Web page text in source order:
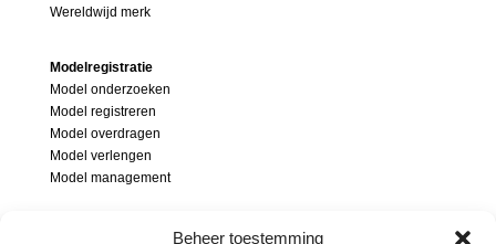
Beheer toestemming
Wereldwijd merk
Modelregistratie
Model onderzoeken
Model registreren
Model overdragen
Model verlengen
Model management